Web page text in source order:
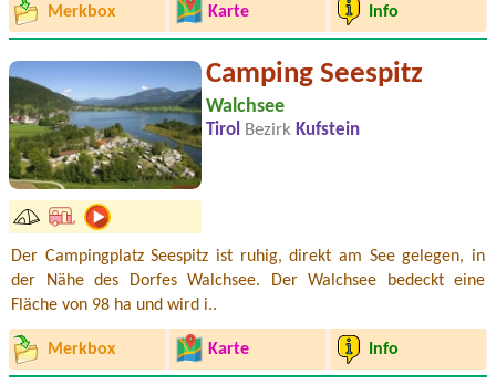
Merkbox Karte Info
Camping Seespitz
Walchsee
Tirol Bezirk Kufstein
Der Campingplatz Seespitz ist ruhig, direkt am See gelegen, in
der Nähe des Dorfes Walchsee. Der Walchsee bedeckt eine
Fläche von 98 ha und wird i..
Merkbox Karte Info